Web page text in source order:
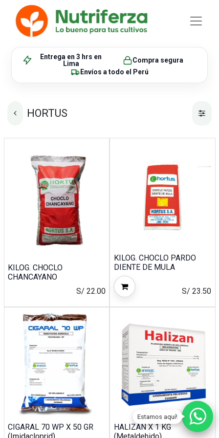
Estamos aquí!
Entrega en 3 hrs en
Lima
Compra segura
Envíos a todo el Perú
HORTUS
KILOG. CHOCLO
CHANCAYANO
S/ 22.00
KILOG. CHOCLO PARDO
DIENTE DE MULA
S/ 23.50
CIGARAL 70 WP X 50 GR
HALIZAN X 1 KG